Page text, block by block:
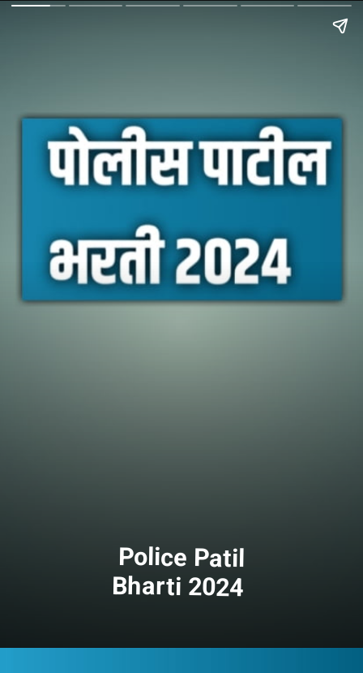
Police Patil
Bharti 2024